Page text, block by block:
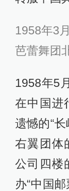
1958年3
芭蕾舞团
1958年5
在中国进
遗憾的“
右翼团体
公司四楼
办“中国